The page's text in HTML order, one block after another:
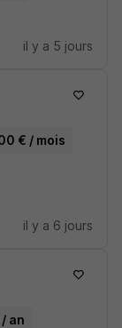
il y a 5 jours
€ / mois
il y a 6 jours
an